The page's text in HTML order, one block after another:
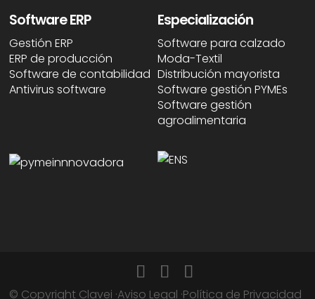
Software ERP
Gestión ERP
ERP de producción
Software de contabilidad
Antivirus software
Especialización
Software para calzado
Moda-Textil
Distribución mayorista
Software gestión PYMEs
Software gestión
agroalimentaria
© Copyright Clavei ·Aviso Legal ·Política de Privacidad